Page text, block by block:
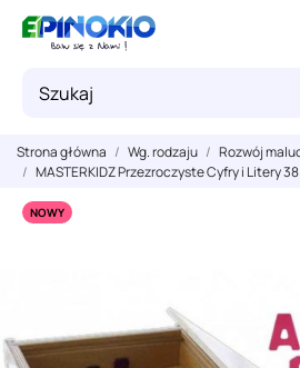
Strona główna Wg. rodzaju Rozwój
MASTERKIDZ Przezroczyste Cyfry i Litery
NOWY